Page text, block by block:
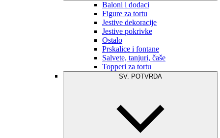
Baloni i dodaci
Figure za tortu
Jestive dekoracije
Jestive pokrivke
Ostalo
Prskalice i fontane
Salvete, tanjuri, čaše
Topperi za tortu
SV. POTVRDA